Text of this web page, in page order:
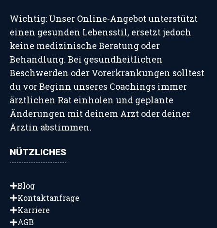
Wichtig: Unser Online-Angebot unterstützt
einen gesunden Lebensstil, ersetzt jedoch
keine medizinische Beratung oder
Behandlung. Bei gesundheitlichen
Beschwerden oder Vorerkrankungen solltest
du vor Beginn unseres Coachings immer
ärztlichen Rat einholen und geplante
Änderungen mit deinem Arzt oder deiner
Ärztin abstimmen.
NÜTZLICHES
Blog
Kontaktanfrage
Karriere
AGB